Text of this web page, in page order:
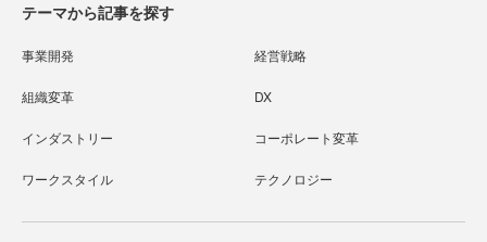
テーマから記事を探す
事業開発 経営戦略
組織変革 DX
インダストリー コーポレート変革
ワークスタイル テクノロジー